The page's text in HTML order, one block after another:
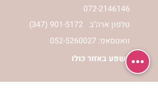
072-2146146
(347) 901-5172 טלפון ארה"ב
וואטסאפ: 052-5260027
חניה בשפע באזור כולו